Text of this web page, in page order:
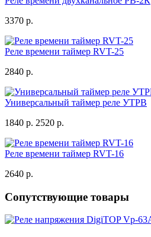
3370 р.
Реле времени таймер RVT-25
2840 р.
Универсальный таймер реле УТРВ
1840 р. 2520 р.
Реле времени таймер RVT-16
2640 р.
Сопутствующие товары